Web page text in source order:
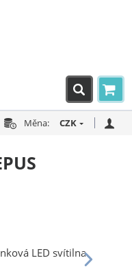
Měna: CZK